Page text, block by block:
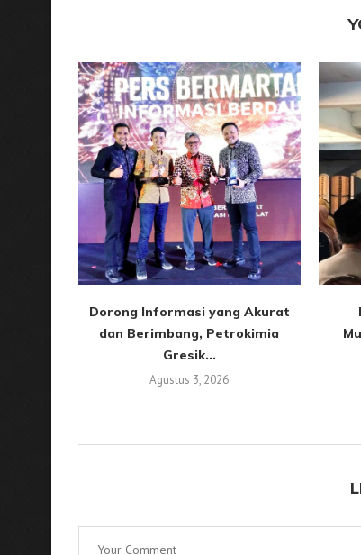
Dorong Informasi yang Akurat
dan Berimbang, Petrokimia
Gresik...
Agustus 3, 2026